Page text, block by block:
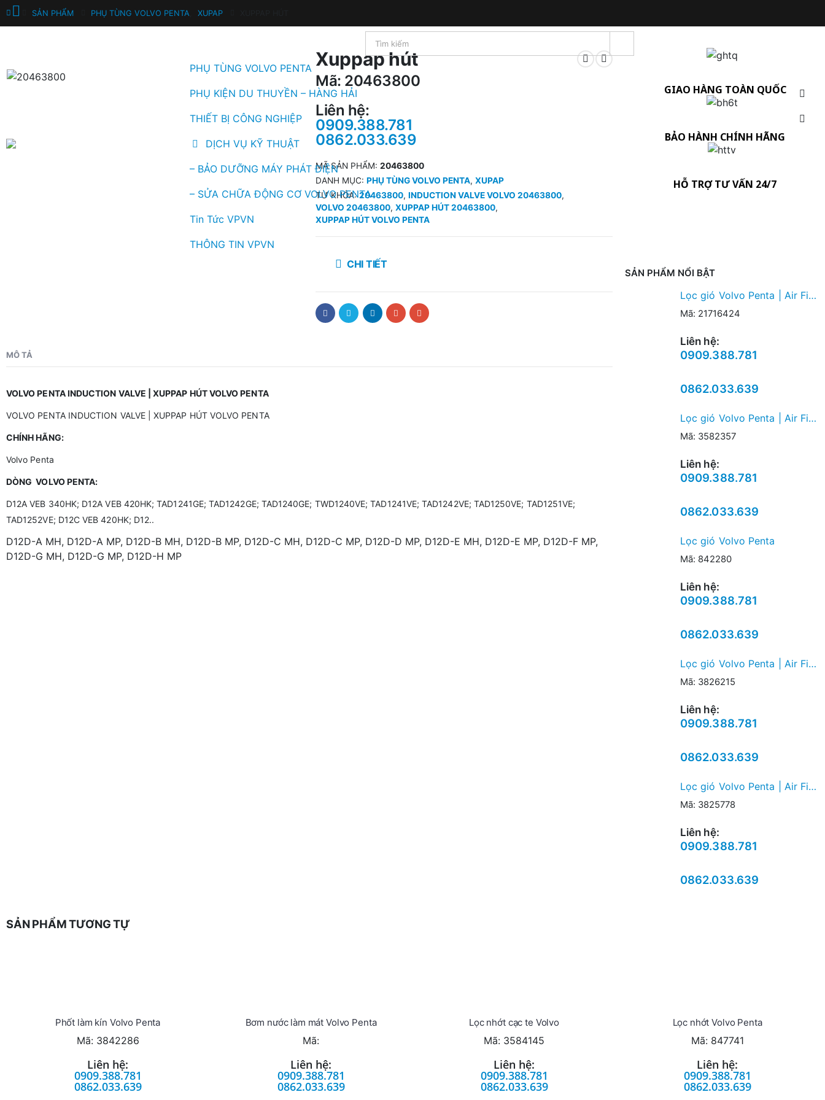
PHỤ TÙNG VOLVO PENTA
PHỤ KIỆN DU THUYỀN – HÀNG HẢI
THIẾT BỊ CÔNG NGHIỆP
DỊCH VỤ KỸ THUẬT
– BẢO DƯỠNG MÁY PHÁT ĐIỆN
– SỬA CHỮA ĐỘNG CƠ VOLVO PENTA
Tin Tức VPVN
THÔNG TIN VPVN
SẢN PHẨM PHỤ TÙNG VOLVO PENTA XUPAP
Xuppap hút
Mã: 20463800
Liên hệ:
0909.388.781
0862.033.639
MÃ SẢN PHẨM: 20463800
DANH MỤC: PHỤ TÙNG VOLVO PENTA, XUPAP
TỪ KHÓA:20463800, INDUCTION VALVE VOLVO 20463800,
VOLVO 20463800, XUPPAP HÚT 20463800,
XUPPAP HÚT VOLVO PENTA
CHI TIẾT
MÔ TẢ
VOLVO PENTA INDUCTION VALVE | XUPPAP HÚT VOLVO PENTA
VOLVO PENTA INDUCTION VALVE | XUPPAP HÚT VOLVO PENTA
CHÍNH HÃNG:
Volvo Penta
DÒNG VOLVO PENTA:
D12A VEB 340HK; D12A VEB 420HK; TAD1241GE; TAD1242GE; TAD1240GE; TWD1240VE; TAD1241VE; TAD1242VE; TAD1250VE; TAD1251VE;
TAD1252VE; D12C VEB 420HK; D12..
D12D-A MH, D12D-A MP, D12D-B MH, D12D-B MP, D12D-C MH, D12D-C MP, D12D-D MP, D12D-E MH, D12D-E MP, D12D-F MP,
D12D-G MH, D12D-G MP, D12D-H MP
GIAO HÀNG TOÀN QUỐC
BẢO HÀNH CHÍNH HÃNG
HỖ TRỢ TƯ VẤN 24/7
SẢN PHẨM NỔI BẬT
Lọc gió Volvo Penta | Air Filter
Mã: 21716424
Liên hệ:
0909.388.781
0862.033.639
Lọc gió Volvo Penta | Air Filter
Mã: 3582357
Liên hệ:
0909.388.781
0862.033.639
Lọc gió Volvo Penta
Mã: 842280
Liên hệ:
0909.388.781
0862.033.639
Lọc gió Volvo Penta | Air Filter
Mã: 3826215
Liên hệ:
0909.388.781
0862.033.639
Lọc gió Volvo Penta | Air Filter
Mã: 3825778
Liên hệ:
0909.388.781
0862.033.639
SẢN PHẨM TƯƠNG TỰ
Phốt làm kín Volvo Penta
Mã: 3842286
Liên hệ:
0909.388.781
0862.033.639
Bơm nước làm mát Volvo Penta
Mã:
Liên hệ:
0909.388.781
0862.033.639
Lọc nhớt cạc te Volvo
Mã: 3584145
Liên hệ:
0909.388.781
0862.033.639
Lọc nhớt Volvo Penta
Mã: 847741
Liên hệ:
0909.388.781
0862.033.639